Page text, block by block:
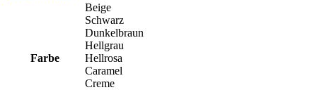
Farbe
Beige
Schwarz
Dunkelbraun
Hellgrau
Hellrosa
Caramel
Creme